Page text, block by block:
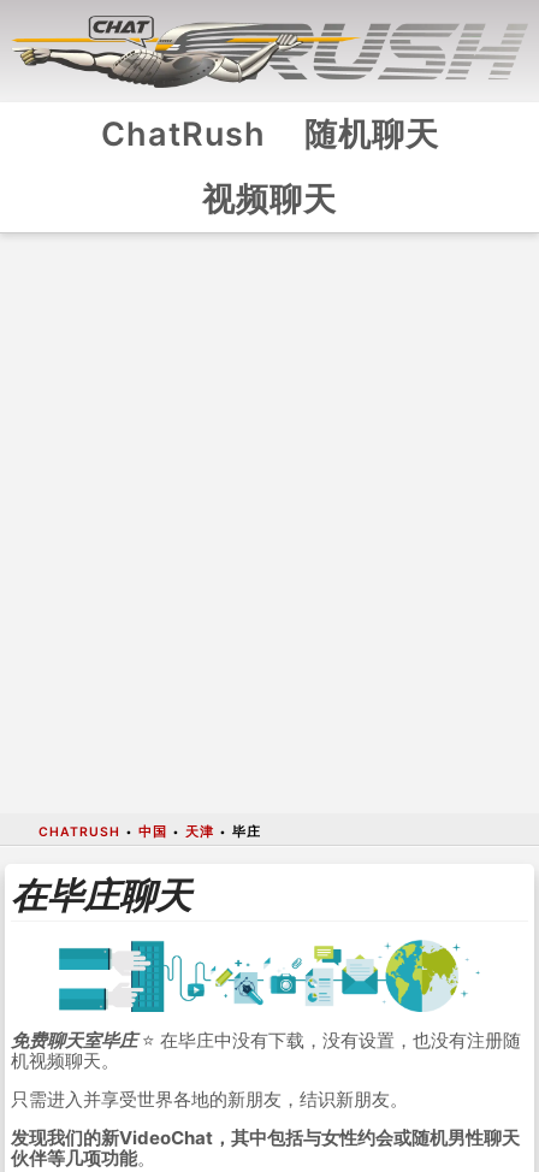
ChatRush
随机聊天
视频聊天
CHATRUSH • 中国 • 天津 • 毕庄
在毕庄聊天
免费聊天室毕庄⭐ 在毕庄中没有下载，没有设置，也没有注册随
机视频聊天。
只需进入并享受世界各地的新朋友，结识新朋友。
发现我们的新VideoChat，其中包括与女性约会或随机男性聊天
伙伴等几项功能。